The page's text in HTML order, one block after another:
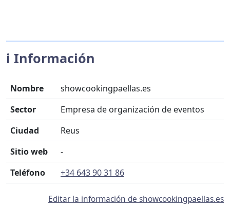
ℹ️ Información
Nombre
showcookingpaellas.es
Sector
Empresa de organización de eventos
Ciudad
Reus
Sitio web
-
Teléfono
+34 643 90 31 86
Editar la información de showcookingpaellas.es